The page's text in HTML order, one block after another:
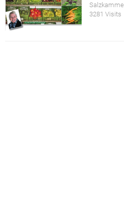
3281 Visits